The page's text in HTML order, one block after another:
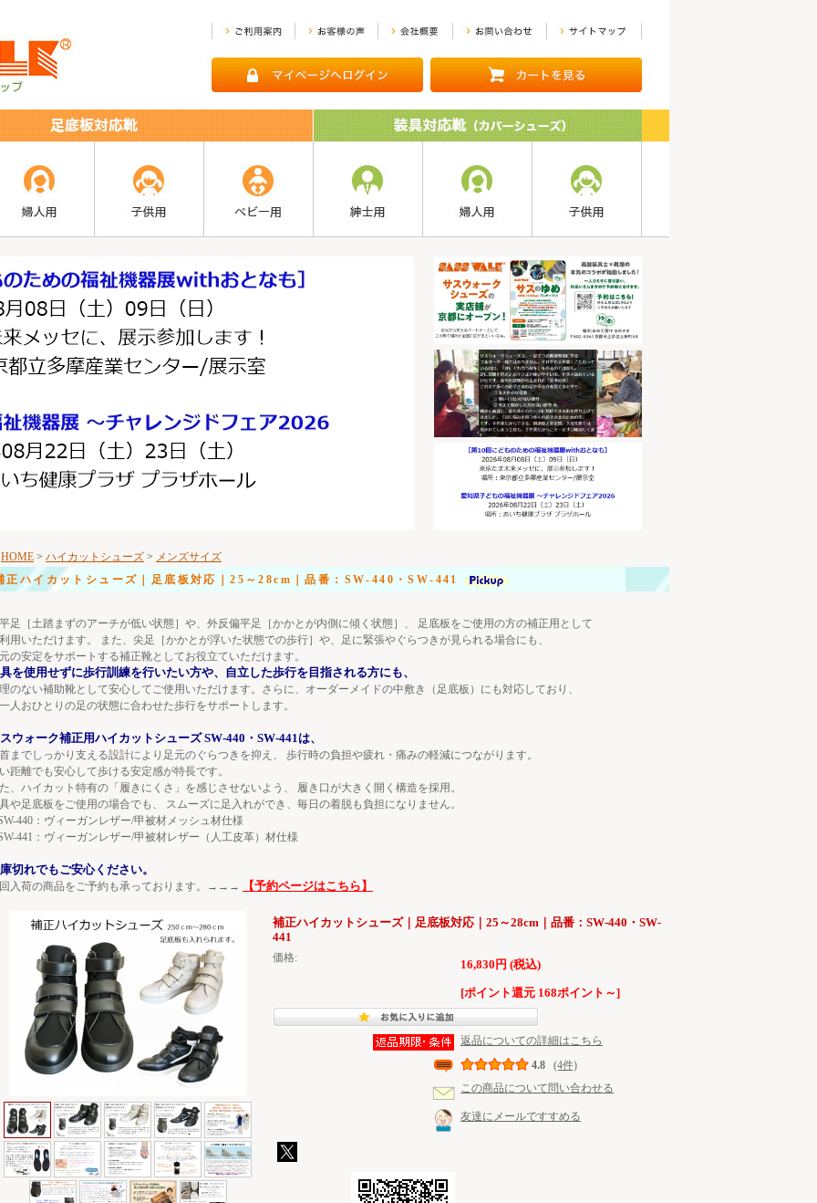
HOME > ハイカットシューズ > メンズサイズ
正ハイカットシューズ｜足底板対応｜25～28cm｜品番：SW-440・SW-441
足［土踏まずのアーチが低い状態］や、外反偏平足［かかとが内側に傾く状態］、 足底板をご使用の方の補正用として
用いただけます。 また、尖足［かかとが浮いた状態での歩行］や、足に緊張やぐらつきが見られる場合にも、
の安定をサポートする補正靴としてお役立ていただけます。
を使用せずに歩行訓練を行いたい方や、自立した歩行を目指される方にも、
のない補助靴として安心してご使用いただけます。さらに、オーダーメイドの中敷き（足底板）にも対応しており、
人おひとりの足の状態に合わせた歩行をサポートします。
ウォーク補正用ハイカットシューズ SW-440・SW-441は、
までしっかり支える設計により足元のぐらつきを抑え、 歩行時の負担や疲れ・痛みの軽減につながります。
距離でも安心して歩ける安定感が特長です。
、ハイカット特有の「履きにくさ」を感じさせないよう、 履き口が大きく開く構造を採用。
や足底板をご使用の場合でも、 スムーズに足入れができ、毎日の着脱も負担になりません。
440：ヴィーガンレザー/甲被材メッシュ材仕様
441：ヴィーガンレザー/甲被材レザー（人工皮革）材仕様
切れでもご安心ください。
入荷の商品をご予約も承っております。→→→ 【予約ページはこちら】
補正ハイカットシューズ｜足底板対応｜25～28cm｜品番：SW-440・SW-
441
価格: 16,830円 (税込)
[ポイント還元 168ポイント～]
返品についての詳細はこちら
4.8
(4件)
この商品について問い合わせる
友達にメールですすめる